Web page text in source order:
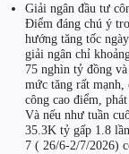
Giải ngân đầu tư
Điểm đáng chú ý
hướng tăng tốc
giải ngân chỉ
75 nghìn tỷ đồng
mức tăng rất
công cao điểm,
Và nếu như tuần
35.3K tỷ gấp 1.8
7 ( 26/6-2/7/2026)